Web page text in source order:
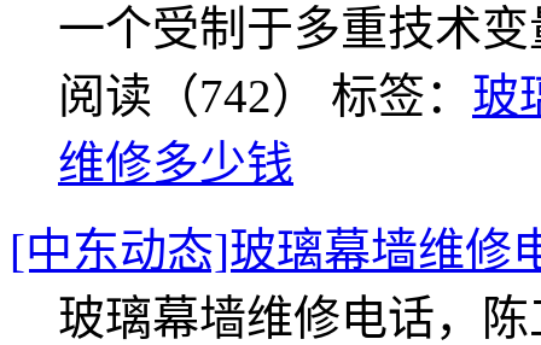
一个受制于多重技术
阅读（742） 标签： 玻
维修多少钱
[中东动态]玻璃幕墙维修
玻璃幕墙维修电话，陈